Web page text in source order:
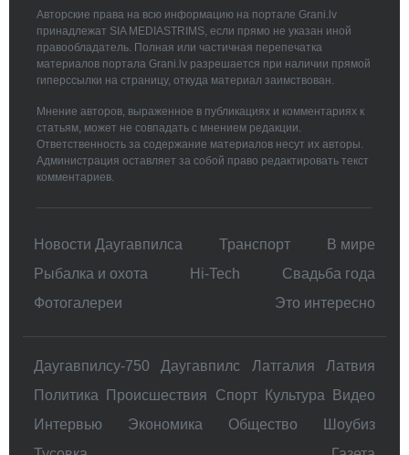
Авторские права на всю информацию на портале Grani.lv
принадлежат SIA MEDIASTRIMS, если прямо не указан иной
правообладатель. Полная или частичная перепечатка
материалов портала Grani.lv разрешается при наличии прямой
гиперссылки на страницу, откуда материал заимствован.
Мнение авторов, выраженное в публикациях и комментариях к
статьям, может не совпадать с мнением редакции.
Ответственность за содержание материалов несут их авторы.
Администрация оставляет за собой право редактировать текст
комментариев.
Новости Даугавпилса Транспорт
В мире
Рыбалка и охота
Hi-Tech
Свадьбa года
Фотогалереи
Это интересно
Даугавпилсу-750 Даугавпилс Латгалия
Латвия
Политика
Происшествия Спорт Культура
Видео
Интервью
Экономика Общество
Шоубиз